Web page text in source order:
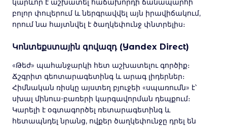
կարևոր է աշխատել հաճախորդի ճանապարհի
բոլոր փուլերում և ներգրավվել այն իրավիճակում,
որում նա հայտնվել է ծաղկեփունջ փնտրելիս։
Կոնտեքստային գովազդ (Yandex Direct)
«Թեժ» պահանջարկի հետ աշխատելու գործիք։
Ճշգրիտ գեոտարագետինգ և արագ լիդերներ։
Հիմնական ռիսկը այստեղ բյուջեի «սպառումն» է՝
սխալ մինուս-բառերի կարգավորման դեպքում։
Կարելի է օգտագործել ռետարագետինգ և
հետապնդել նրանց, ովքեր ծաղկեփունջը դրել են